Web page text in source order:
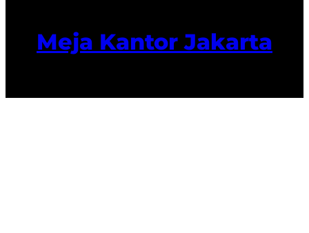
Meja Kantor Jakarta